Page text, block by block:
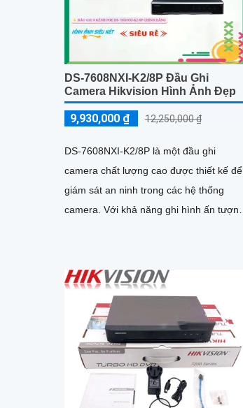
DS-7608NXI-K2/8P Đầu Ghi
Camera Hikvision Hình Ảnh Đẹp
9,930,000 ₫ 12,250,000 ₫
DS-7608NXI-K2/8P là một đầu ghi
camera chất lượng cao được thiết kế để
giám sát an ninh trong các hệ thống
camera. Với khả năng ghi hình ấn tượng,